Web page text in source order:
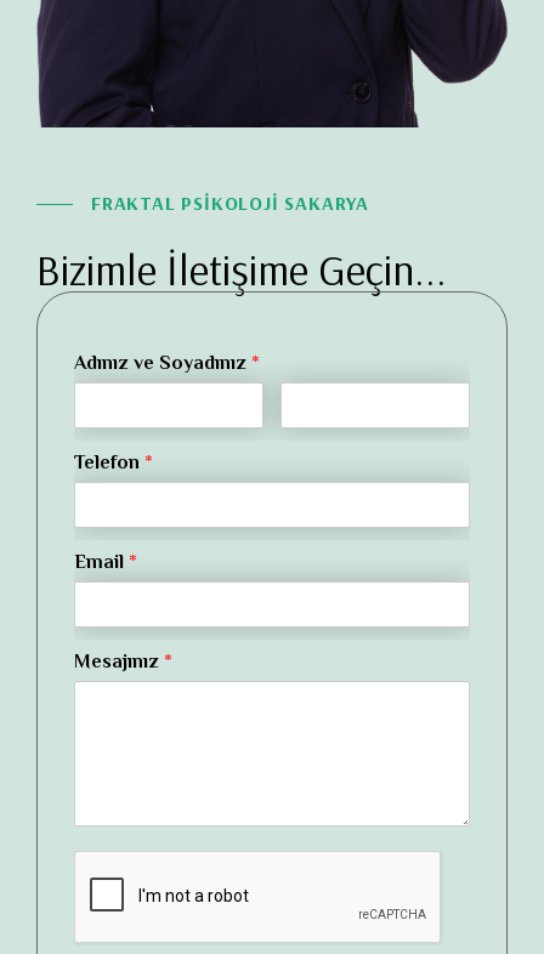
FRAKTAL PSİKOLOJİ SAKARYA
Bizimle İletişime Geçin...
Adınız ve Soyadınız *
Telefon *
Email *
Mesajınız *